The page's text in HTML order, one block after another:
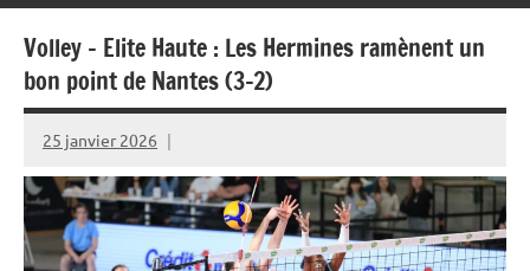
Volley – Elite Haute : Les Hermines ramènent un
bon point de Nantes (3-2)
25 janvier 2026
Rédaction
JRS